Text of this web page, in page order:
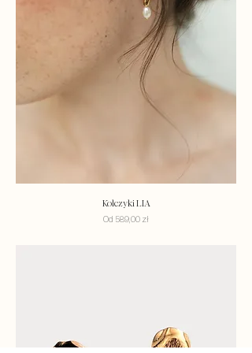
Kolczyki LIA
Od 589,00 zł
Cena rabatowa